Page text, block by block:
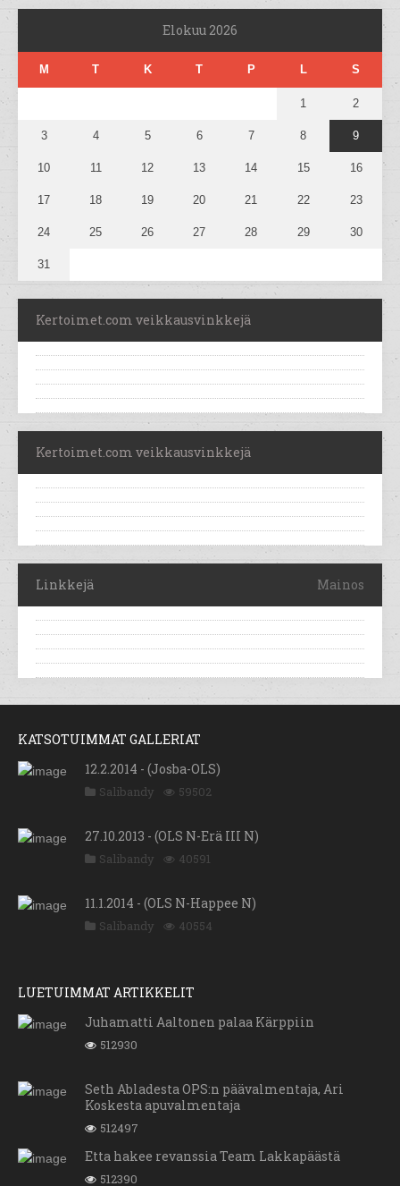
Elokuu 2026
M T K T P L S
1 2
3 4 5 6 7 8 9
10 11 12 13 14 15 16
17 18 19 20 21 22 23
24 25 26 27 28 29 30
31
Kertoimet.com veikkausvinkkejä
Kertoimet.com veikkausvinkkejä
Linkkejä Mainos
KATSOTUIMMAT GALLERIAT
12.2.2014 - (Josba-OLS)
Salibandy 59502
27.10.2013 - (OLS N-Erä III N)
Salibandy 40591
11.1.2014 - (OLS N-Happee N)
Salibandy 40554
LUETUIMMAT ARTIKKELIT
Juhamatti Aaltonen palaa Kärppiin
512930
Seth Abladesta OPS:n päävalmentaja, Ari
Koskesta apuvalmentaja
512497
Etta hakee revanssia Team Lakkapäästä
512390